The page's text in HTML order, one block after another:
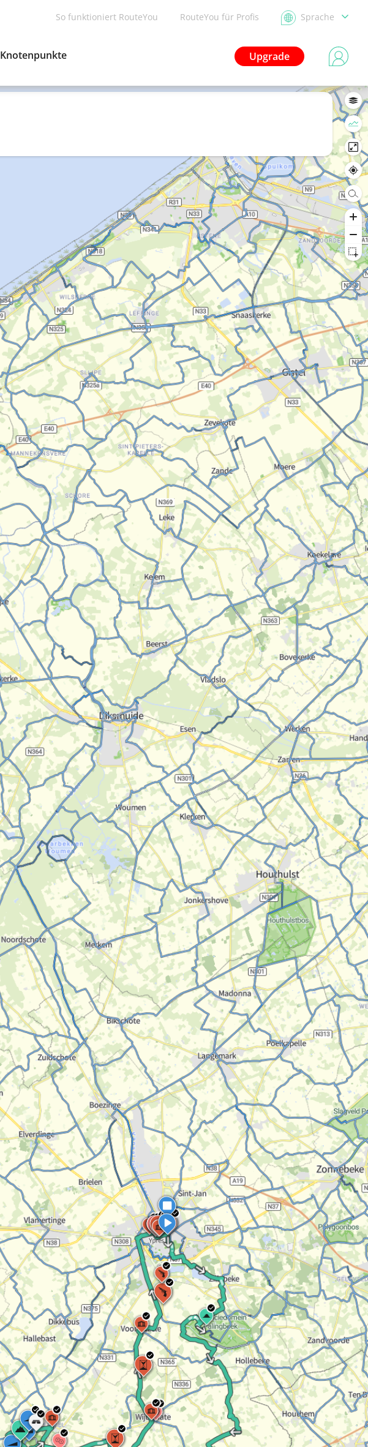
So funktioniert RouteYou RouteYou für Profis Sprache
Upgrade
Knotenpunkte